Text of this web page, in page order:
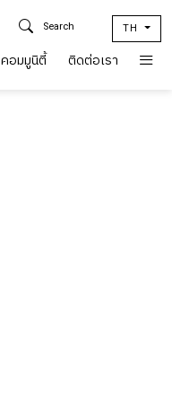
TH
คอมมูนิตี้ ติดต่อเรา